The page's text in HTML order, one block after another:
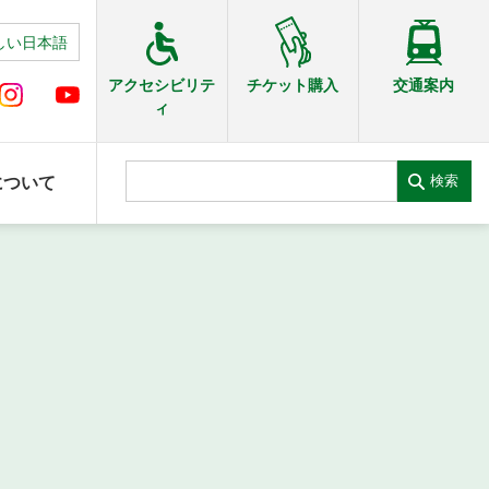
い日本語
アクセシビリテ
ィ
チケット購入 交通案内
いて 検索